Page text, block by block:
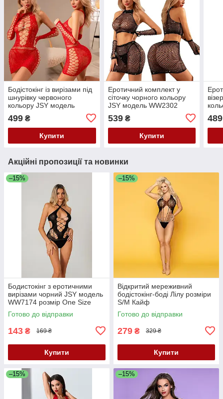
Бодістокінг із вирізами під
шнурівку червоного
кольору JSY модель
Size Кайф
499 ₴
Купити
Еротичний комплект у
сіточку чорного кольору
JSY модель WW2302
539₴
Купити
489
Акційні пропозиції та новинки
–15%
Бодистокінг з еротичними
вирізами чорний JSY модель
WW7174 розмір One Size
Кайф
Готово до відправки
143 ₴ 169 ₴
Купити
–15%
Відкритий мереживний
бодістокінг-боді Лілу розміри
S/M Кайф
Готово до відправки
279 ₴ 329 ₴
Купити
–15% –15%